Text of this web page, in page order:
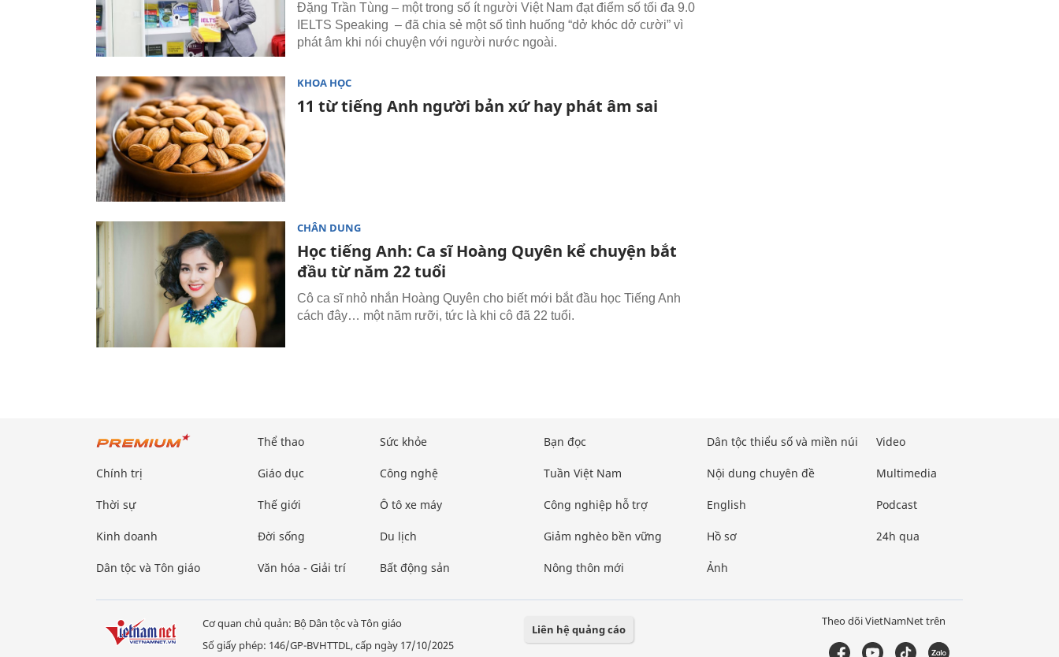
Đặng Trần Tùng – một trong số ít người Việt Nam đạt điểm số tối đa 9.0
IELTS Speaking – đã chia sẻ một số tình huống “dở khóc dở cười” vì
phát âm khi nói chuyện với người nước ngoài.
KHOA HỌC
11 từ tiếng Anh người bản xứ hay phát âm sai
CHÂN DUNG
Học tiếng Anh: Ca sĩ Hoàng Quyên kể chuyện bắt
đầu từ năm 22 tuổi
Cô ca sĩ nhỏ nhắn Hoàng Quyên cho biết mới bắt đầu học Tiếng Anh
cách đây… một năm rưỡi, tức là khi cô đã 22 tuổi.
Chính trị
Thời sự
Kinh doanh
Dân tộc và Tôn giáo
Thể thao
Giáo dục
Thế giới
Đời sống
Văn hóa - Giải trí
Sức khỏe
Công nghệ
Ô tô xe máy
Du lịch
Bất động sản
Bạn đọc
Tuần Việt Nam
Công nghiệp hỗ trợ
Giảm nghèo bền vững
Nông thôn mới
Dân tộc thiểu số và miền núi
Nội dung chuyên đề
English
Hồ sơ
Ảnh
Video
Multimedia
Podcast
24h qua
Cơ quan chủ quản: Bộ Dân tộc và Tôn giáo
Số giấy phép: 146/GP-BVHTTDL, cấp ngày 17/10/2025
Liên hệ quảng cáo
Theo dõi VietNamNet trên